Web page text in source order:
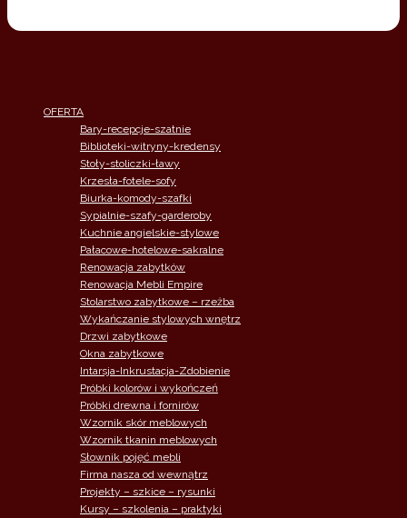
OFERTA
Bary-recepcje-szatnie
Biblioteki-witryny-kredensy
Stoły-stoliczki-ławy
Krzesła-fotele-sofy
Biurka-komody-szafki
Sypialnie-szafy-garderoby
Kuchnie angielskie-stylowe
Pałacowe-hotelowe-sakralne
Renowacja zabytków
Renowacja Mebli Empire
Stolarstwo zabytkowe – rzeżba
Wykańczanie stylowych wnętrz
Drzwi zabytkowe
Okna zabytkowe
Intarsja-Inkrustacja-Zdobienie
Próbki kolorów i wykończeń
Próbki drewna i fornirów
Wzornik skór meblowych
Wzornik tkanin meblowych
Słownik pojęć mebli
Firma nasza od wewnątrz
Projekty – szkice – rysunki
Kursy – szkolenia – praktyki